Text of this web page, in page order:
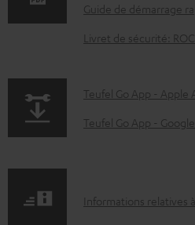
m
n
t
l
Guide de démarrage
Livret de sécurité:
p
a
p
Teufel Go App - Apple
Teufel Go App -
IInformations relatives